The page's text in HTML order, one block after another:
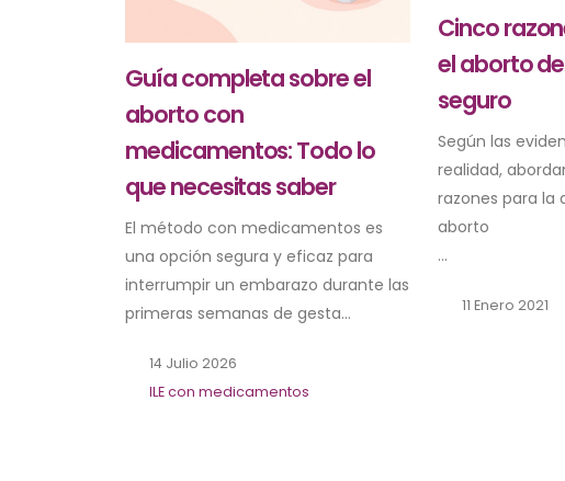
Guía completa sobre el
aborto con
medicamentos: Todo lo
que necesitas saber
El método con medicamentos es
una opción segura y eficaz para
interrumpir un embarazo durante las
primeras semanas de gesta...
14 Julio 2026
ILE con medicamentos
Cinco
el aborto
seguro
Según las
realidad,
razones para la
aborto
...
11 Enero 2021